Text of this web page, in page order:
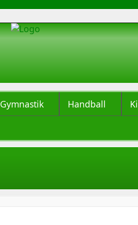
Gymnastik Handball